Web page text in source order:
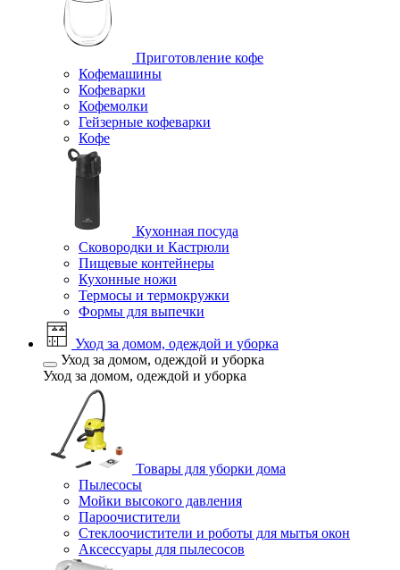
Приготовление кофе
Кофемашины
Кофеварки
Кофемолки
Гейзерные кофеварки
Кофе
Кухонная посуда
Сковородки и Кастрюли
Пищевые контейнеры
Кухонные ножи
Термосы и термокружки
Формы для выпечки
Уход за домом, одеждой и уборка
Уход за домом, одеждой и уборка
Уход за домом, одеждой и уборка
Товары для уборки дома
Пылесосы
Мойки высокого давления
Пароочистители
Стеклоочистители и роботы для мытья окон
Аксессуары для пылесосов